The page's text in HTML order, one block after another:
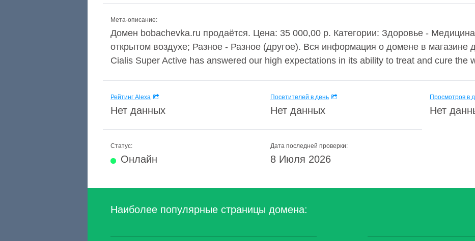
Мета-описание:
Домен bobachevka.ru продаётся. Цена: 35 000,00 р. Категории: Здоровье -
открытом воздухе; Разное - Разное (другое). Вся информация о домене в магазине
Cialis Super Active has answered our high expectations in its ability to treat and cure the
Рейтинг Alexa
Нет данных
Посетителей в день
Нет данных
Просмотров в
Нет
Статус:
Онлайн
Дата последней проверки:
8 Июля 2026
Наиболее популярные страницы домена: